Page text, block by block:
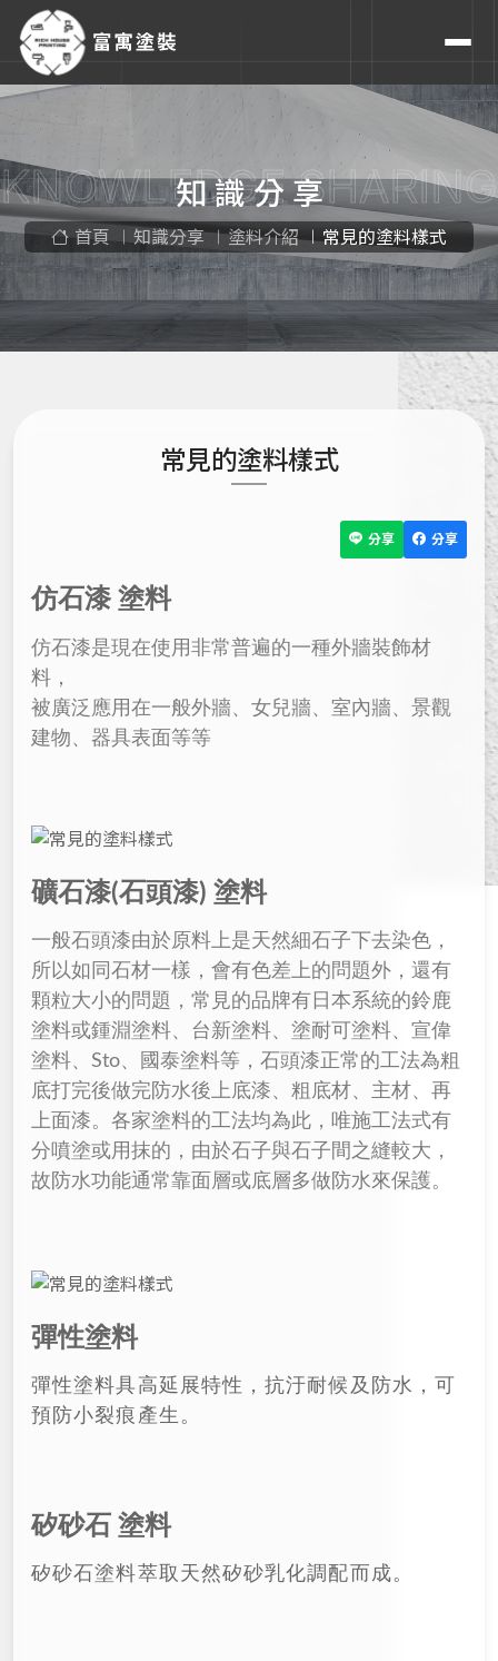
知識分享
首頁 知識分享 塗料介紹 常見的塗料樣式
KNOWLEDGE SHARING
常見的塗料樣式
分享 分享
仿石漆 塗料
仿石漆是現在使用非常普遍的一種外牆裝飾材
料，
被廣泛應用在一般外牆、女兒牆、室內牆、景觀
建物、器具表面等等
礦石漆(石頭漆) 塗料
一般石頭漆由於原料上是天然細石子下去染色，
所以如同石材一樣，會有色差上的問題外，還有
顆粒大小的問題，常見的品牌有日本系統的鈴鹿
塗料或鍾淵塗料、台新塗料、塗耐可塗料、宣偉
塗料、Sto、國泰塗料等，石頭漆正常的工法為粗
底打完後做完防水後上底漆、粗底材、主材、再
上面漆。各家塗料的工法均為此，唯施工法式有
分噴塗或用抹的，由於石子與石子間之縫較大，
故防水功能通常靠面層或底層多做防水來保護。
彈性塗料
彈性塗料具高延展特性，抗汙耐候及防水，可
預防小裂痕產生。
矽砂石 塗料
矽砂石塗料萃取天然矽砂乳化調配而成。